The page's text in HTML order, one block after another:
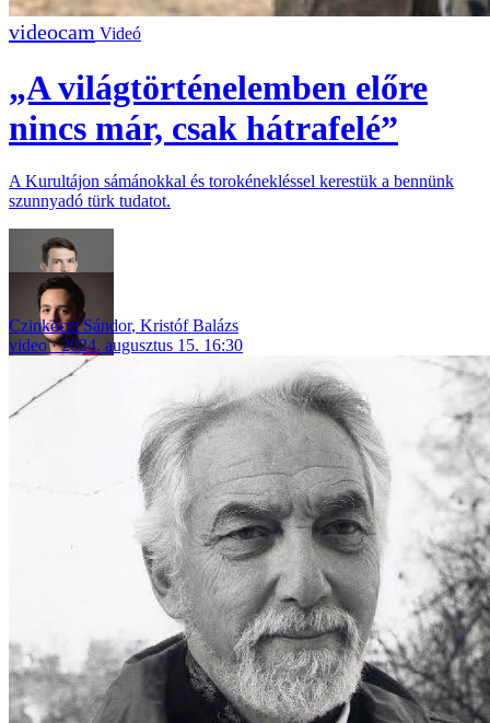
Videó
„A világtörténelemben előre
nincs már, csak hátrafelé”
A Kurultájon sámánokkal és torokénekléssel kerestük a bennünk
szunnyadó türk tudatot.
Czinkóczi Sándor, Kristóf Balázs
video
2024. augusztus 15. 16:30